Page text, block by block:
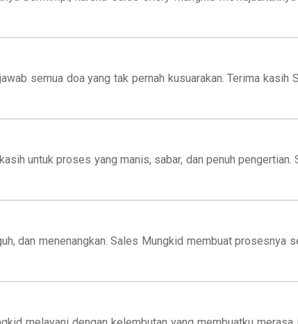
semua doa yang tak pernah kusuarakan. Terima kasih
untuk proses yang manis, sabar, dan penuh pengertian.
dan menenangkan. Sales Mungkid membuat prosesnya